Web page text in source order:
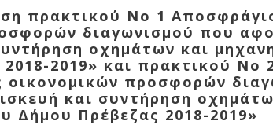
πρακτικού Νο 1
διαγωνισμού που
οχημάτων και
2019» και πρακτικού Νο
οικονομικών προσφορών
και συντήρηση
Δήμου Πρέβεζας 2018-2019»